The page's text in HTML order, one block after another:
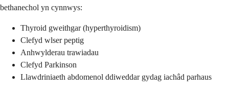
bethanechol yn cynnwys:
Thyroid gweithgar (hyperthyroidism)
Clefyd wlser peptig
Anhwylderau trawiadau
Clefyd Parkinson
Llawdriniaeth abdomenol ddiweddar gydag iachâd parhaus